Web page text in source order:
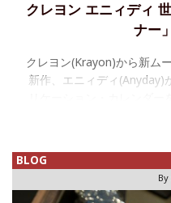
クレヨン エニィディ
ナー
クレヨン(Krayon)から新ム
新作、エニィディ(Anyday)
るクレヨンらしい新機能
BLOG
By